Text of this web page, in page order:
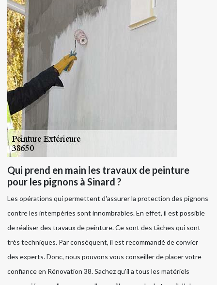
Qui prend en main les travaux de peinture
pour les pignons à Sinard ?
Les opérations qui permettent d'assurer la protection des pignons
contre les intempéries sont innombrables. En effet, il est possible
de réaliser des travaux de peinture. Ce sont des tâches qui sont
très techniques. Par conséquent, il est recommandé de convier
des experts. Donc, nous pouvons vous conseiller de placer votre
confiance en Rénovation 38. Sachez qu'il a tous les matériels